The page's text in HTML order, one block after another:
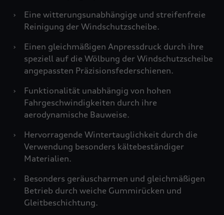
›
Eine witterungsunabhängige und streifenfreie
Reinigung der Windschutzscheibe.
›
Einen gleichmäßigen Anpressdruck durch ihre
speziell auf die Wölbung der Windschutzscheibe
angepassten Präzisionsfederschienen.
›
Funktionalität unabhängig von hohen
Fahrgeschwindigkeiten durch ihre
aerodynamische Bauweise.
›
Hervorragende Wintertauglichkeit durch die
Verwendung besonders kältebeständiger
Materialien.
›
Besonders geräuscharmen und gleichmäßigen
Betrieb durch weiche Gummirücken und
Gleitbeschichtung.